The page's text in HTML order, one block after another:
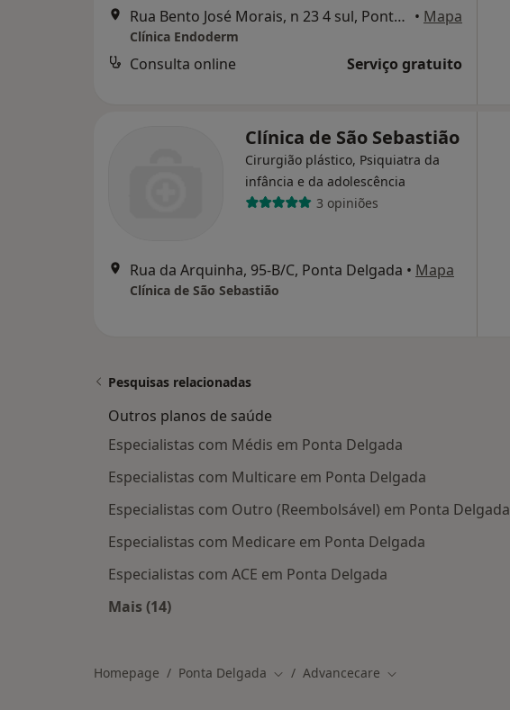
Rua Bento José Morais, n 23 4 sul, Ponta Delgada • Mapa
Clínica Endoderm
Consulta online Serviço gratuito
Clínica de São Sebastião
Cirurgião plástico, Psiquiatra da
infância e da adolescência
3 opiniões
Rua da Arquinha, 95-B/C, Ponta Delgada • Mapa
Clínica de São Sebastião
Pesquisas relacionadas
Outros planos de saúde
Especialistas com Médis em Ponta Delgada
Especialistas com Multicare em Ponta Delgada
Especialistas com Outro (Reembolsável) em Ponta Delgada
Especialistas com Medicare em Ponta Delgada
Especialistas com ACE em Ponta Delgada
Mais (14)
Homepage Ponta Delgada Mudar de cidade
Advancecare Mudar de cidade